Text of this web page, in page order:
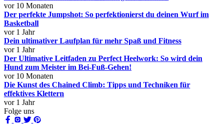
vor 10 Monaten
Der perfekte Jumpshot: So perfektionierst du deinen Wurf im
Basketball
vor 1 Jahr
Dein ultimativer Laufplan für mehr Spaß und Fitness
vor 1 Jahr
Der Ultimative Leitfaden zu Perfect Heelwork: So wird dein
Hund zum Meister im Bei-Fuß-Gehen!
vor 10 Monaten
Die Kunst des Chained Climb: Tipps und Techniken für
effektives Klettern
vor 1 Jahr
Folge uns